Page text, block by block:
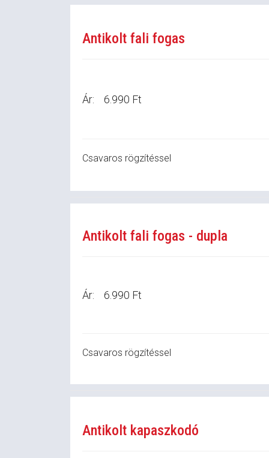
Antikolt fali fogas
Ár: 6.990 Ft
Csavaros rögzítéssel
Antikolt fali fogas - dupla
Ár: 6.990 Ft
Csavaros rögzítéssel
Antikolt kapaszkodó